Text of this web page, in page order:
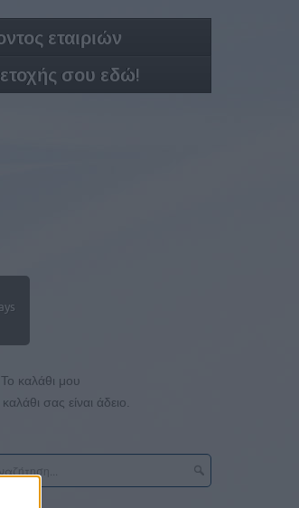
εταιριών
σου εδώ!
Το καλάθι μου
σας είναι άδειο.